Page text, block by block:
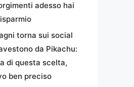
adesso hai
torna sui social
da Pikachu:
di questa scelta,
ben preciso